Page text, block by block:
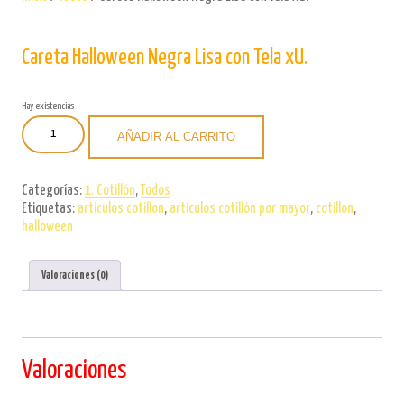
Careta Halloween Negra Lisa con Tela xU.
Hay existencias
Careta
Halloween
con
Tela
xU.
AÑADIR AL CARRITO
Categorías: 1. Cotillón, Todos
Etiquetas: artículos cotillon, artículos cotillón por mayor, cotillon,
halloween
Valoraciones (0)
Valoraciones